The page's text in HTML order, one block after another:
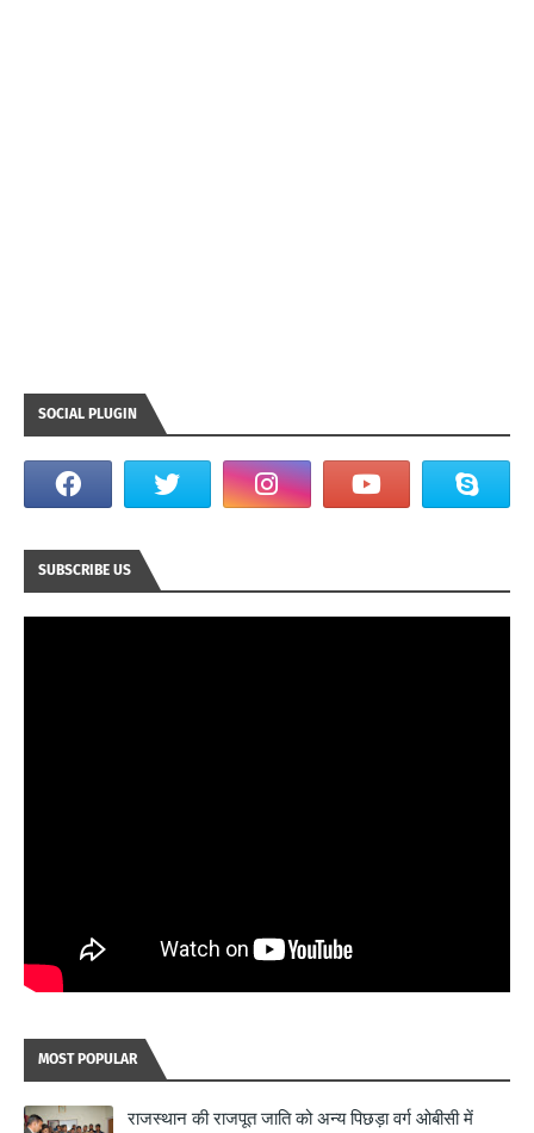
SOCIAL PLUGIN
SUBSCRIBE US
MOST POPULAR
राजस्थान की राजपूत जाति को अन्य पिछड़ा वर्ग ओबीसी में